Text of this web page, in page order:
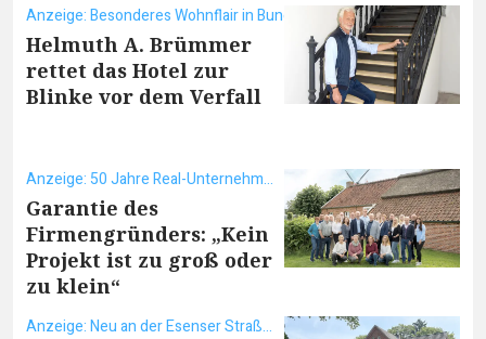
Anzeige: Besonderes Wohnflair in Bunde
Helmuth A. Brümmer
rettet das Hotel zur
Blinke vor dem Verfall
Anzeige: 50 Jahre Real-Unternehmensgruppe
Garantie des
Firmengründers: „Kein
Projekt ist zu groß oder
zu klein“
Anzeige: Neu an der Esenser Straße 54-56